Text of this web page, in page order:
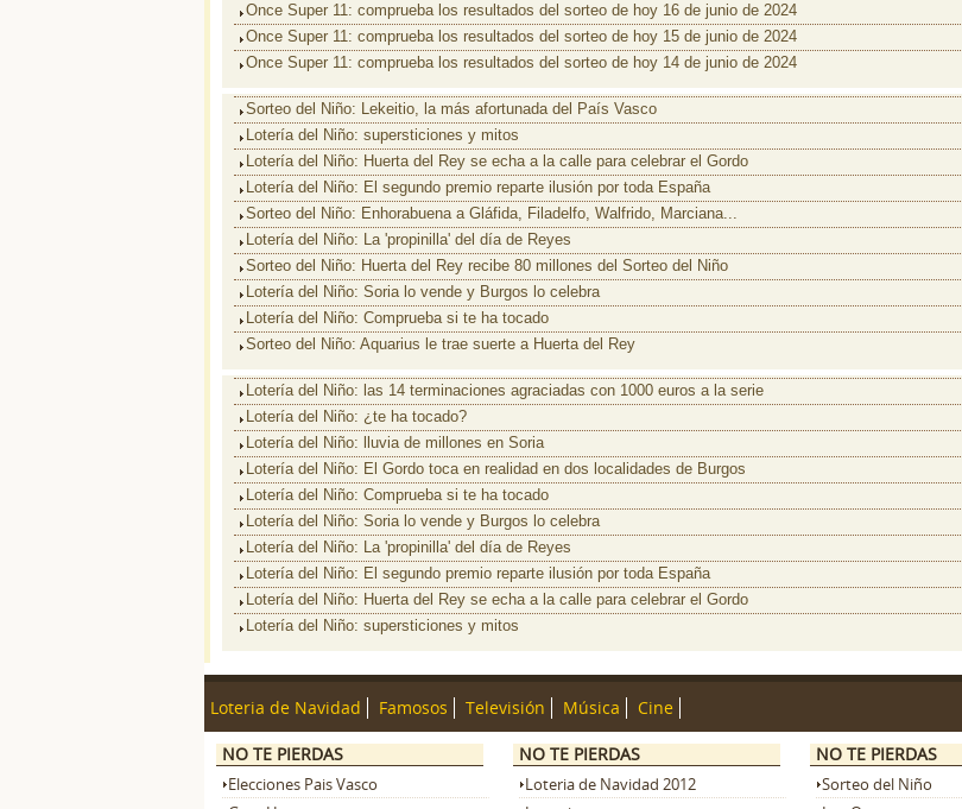
Once Super 11: comprueba los resultados del sorteo de hoy 16 de junio de 2024
Once Super 11: comprueba los resultados del sorteo de hoy 15 de junio de 2024
Once Super 11: comprueba los resultados del sorteo de hoy 14 de junio de 2024
Sorteo del Niño: Lekeitio, la más afortunada del País Vasco
Lotería del Niño: supersticiones y mitos
Lotería del Niño: Huerta del Rey se echa a la calle para celebrar el Gordo
Lotería del Niño: El segundo premio reparte ilusión por toda España
Sorteo del Niño: Enhorabuena a Gláfida, Filadelfo, Walfrido, Marciana...
Lotería del Niño: La 'propinilla' del día de Reyes
Sorteo del Niño: Huerta del Rey recibe 80 millones del Sorteo del Niño
Lotería del Niño: Soria lo vende y Burgos lo celebra
Lotería del Niño: Comprueba si te ha tocado
Sorteo del Niño: Aquarius le trae suerte a Huerta del Rey
Lotería del Niño: las 14 terminaciones agraciadas con 1000 euros a la serie
Lotería del Niño: ¿te ha tocado?
Lotería del Niño: lluvia de millones en Soria
Lotería del Niño: El Gordo toca en realidad en dos localidades de Burgos
Lotería del Niño: Comprueba si te ha tocado
Lotería del Niño: Soria lo vende y Burgos lo celebra
Lotería del Niño: La 'propinilla' del día de Reyes
Lotería del Niño: El segundo premio reparte ilusión por toda España
Lotería del Niño: Huerta del Rey se echa a la calle para celebrar el Gordo
Lotería del Niño: supersticiones y mitos
Loteria de Navidad Famosos Televisión Música Cine
NO TE PIERDAS
Elecciones Pais Vasco
NO TE PIERDAS
Loteria de Navidad 2012
NO TE PIERDAS
Sorteo del Niño